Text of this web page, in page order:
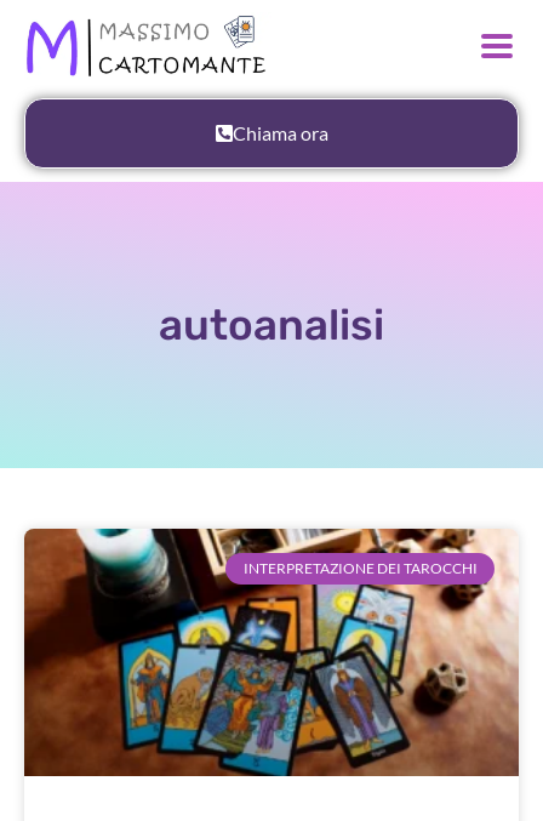
Chiama ora
autoanalisi
INTERPRETAZIONE DEI TAROCCHI